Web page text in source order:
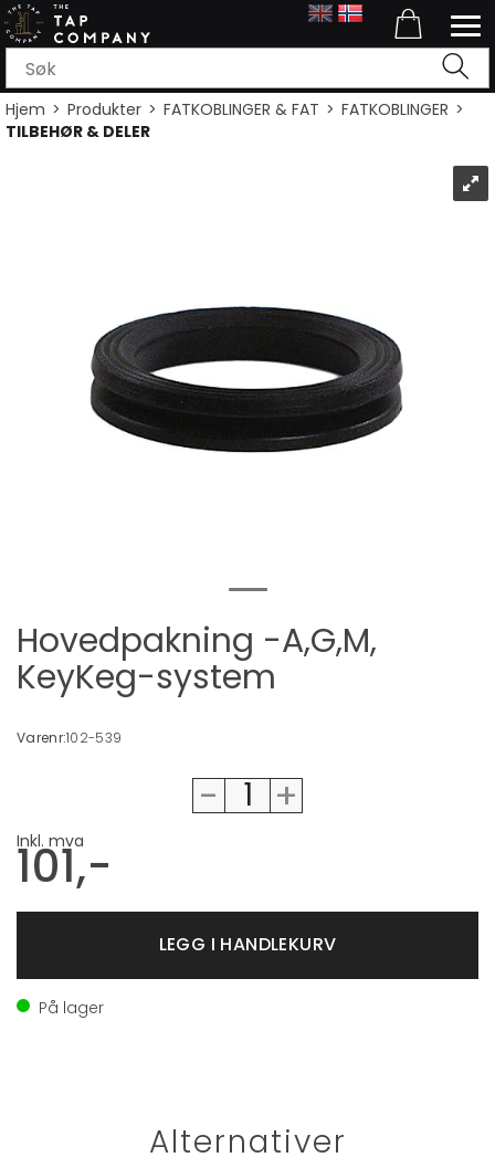
Hjem>Produkter>FATKOBLINGER & FAT>FATKOBLINGER>
TILBEHØR & DELER
Hovedpakning -A,G,M,
KeyKeg-system
Varenr:102-539
- +
Inkl. mva
101,-
På lager
Alternativer